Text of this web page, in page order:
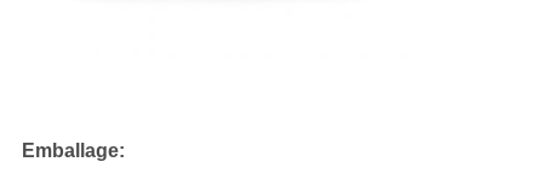
Emballage: